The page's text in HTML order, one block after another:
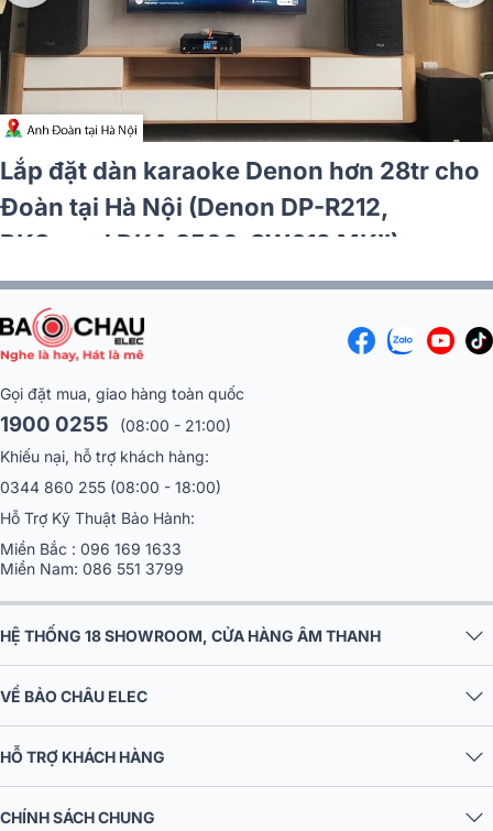
Lắp đặt dàn karaoke Denon hơn 28tr cho
Đoàn tại Hà Nội (Denon DP-R212,
BKSound DKA 8500, SW612 MKII)
Gọi đặt mua, giao hàng toàn quốc
1900 0255
(08:00 - 21:00)
Khiếu nại, hỗ trợ khách hàng:
0344 860 255 (08:00 - 18:00)
Hỗ Trợ Kỹ Thuật Bảo Hành:
Miền Bắc : 096 169 1633
Miền Nam: 086 551 3799
HỆ THỐNG 18 SHOWROOM, CỬA HÀNG ÂM THANH
VỀ BẢO CHÂU ELEC
HỖ TRỢ KHÁCH HÀNG
CHÍNH SÁCH CHUNG